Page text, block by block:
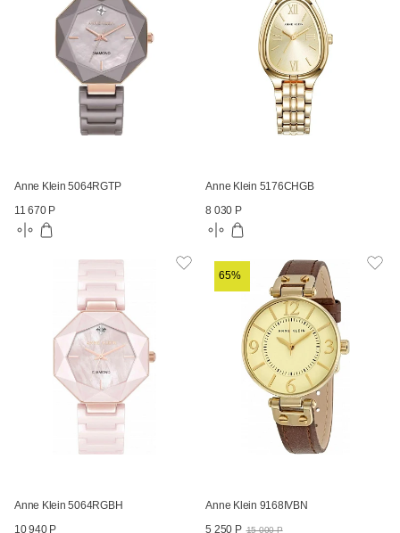
Anne Klein 5064RGTP
11 670 Р
Anne Klein 5176CHGB
8 030 Р
Anne Klein 5064RGBH
10 940 Р
65%
Anne Klein 9168IVBN
5 250 Р 15 000 Р